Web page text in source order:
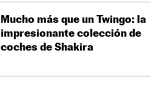
Mucho más que un Twingo: la
impresionante colección de
coches de Shakira